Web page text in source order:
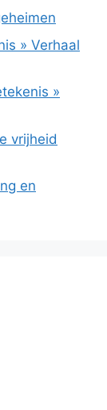
» Verhaal
»
vrijheid
en